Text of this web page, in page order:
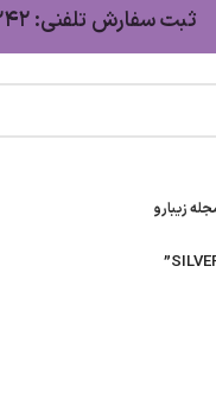
ثبت سفارش تلفنی: 02191010242 (ساعات اداری)
زیبارو